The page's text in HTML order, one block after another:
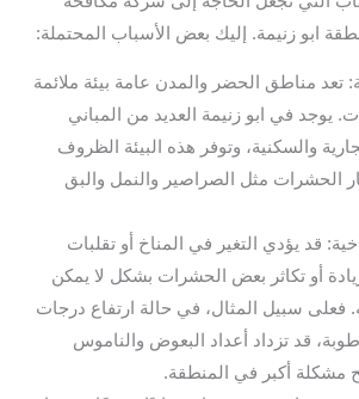
ابو زنيمة. إليك بعض الأسباب المحتملة:
تعد مناطق الحضر والمدن عامة بيئة ملائمة
يوجد في ابو زنيمة العديد من المباني
والسكنية، وتوفر هذه البيئة الظروف
الحشرات مثل الصراصير والنمل والبق
قد يؤدي التغير في المناخ أو تقلبات
أو تكاثر بعض الحشرات بشكل لا يمكن
فعلى سبيل المثال، في حالة ارتفاع درجات
قد تزداد أعداد البعوض والناموس
مشكلة أكبر في المنطقة.